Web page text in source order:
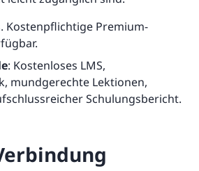
Kostenpflichtige Premium-
: Kostenloses LMS,
mundgerechte Lektionen,
Schulungsbericht.